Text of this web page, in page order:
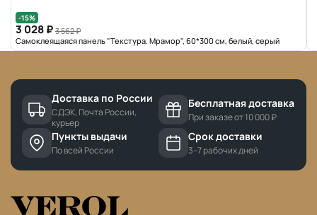
-15%
3 028 ₽ 3 562 ₽
Самоклеящаяся панель "Текстура. Мрамор", 60*300 см, белый, серый
Доставка по России
СДЭК, Почта России,
курьер
Бесплатная доставка
При заказе от 10 000 ₽
Пункты выдачи
По всей России
Срок доставки
3–7 рабочих дней